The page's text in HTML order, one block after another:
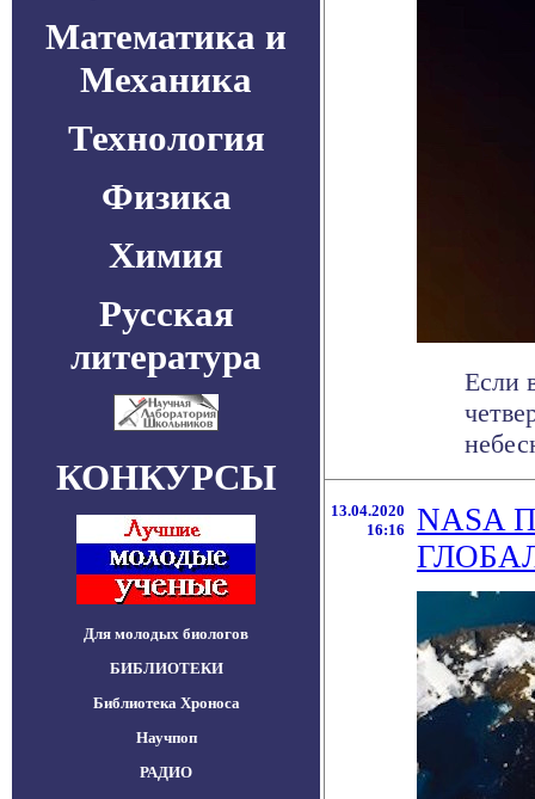
Математика и
Механика
Технология
Физика
Химия
Русская
литература
КОНКУРСЫ
Для молодых биологов
БИБЛИОТЕКИ
Библиотека Хроноса
Научпоп
РАДИО
Если
13.04.2020
16:16
NASA